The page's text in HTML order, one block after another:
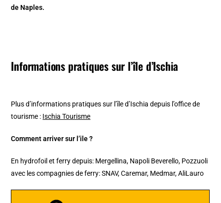
de Naples.
Informations pratiques sur l’île d’Ischia
Plus d’informations pratiques sur l’île d’Ischia depuis l’office de
tourisme : Ischia Tourisme
Comment arriver sur l’ile ?
En hydrofoil et ferry depuis: Mergellina, Napoli Beverello, Pozzuoli
avec les compagnies de ferry: SNAV, Caremar, Medmar, AliLauro